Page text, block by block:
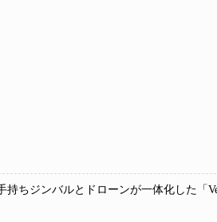
持ちジンバルとドローンが一体化した「